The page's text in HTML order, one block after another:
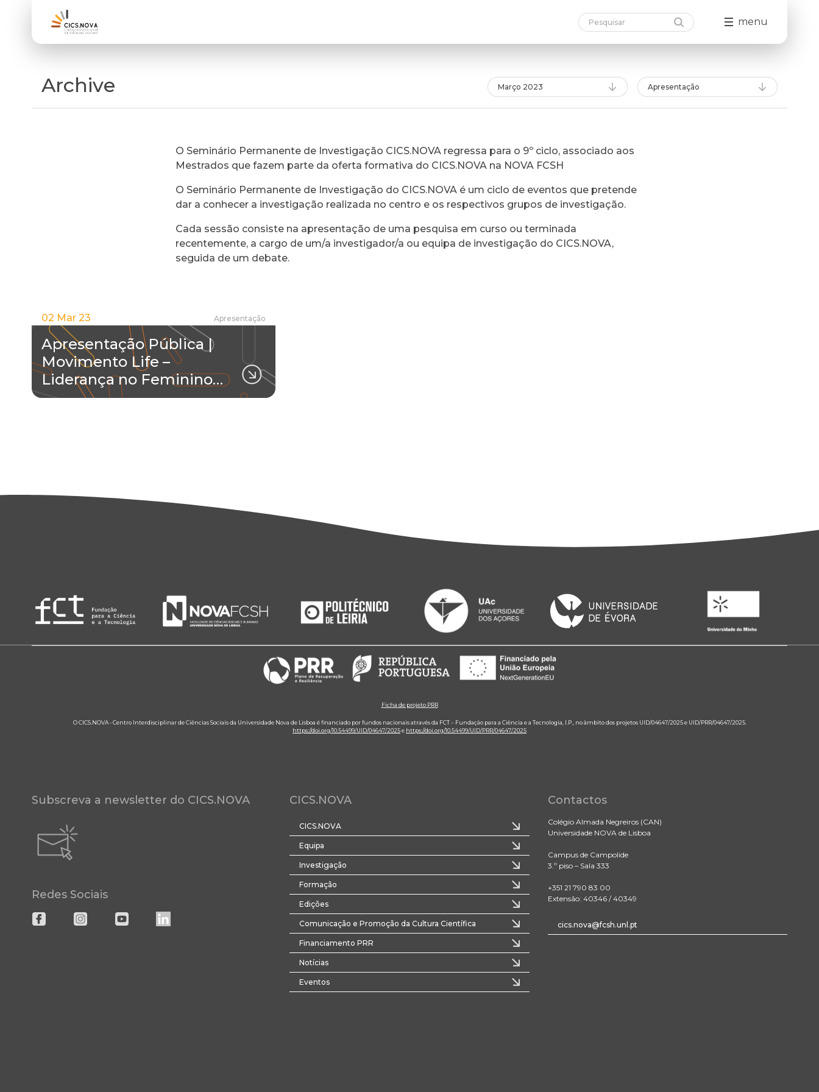
menu
Archive Março 2023 Apresentação
O Seminário Permanente de Investigação CICS.NOVA regressa para o 9º ciclo, associado aos
Mestrados que fazem parte da oferta formativa do CICS.NOVA na NOVA FCSH
O Seminário Permanente de Investigação do CICS.NOVA é um ciclo de eventos que pretende
dar a conhecer a investigação realizada no centro e os respectivos grupos de investigação.
Cada sessão consiste na apresentação de uma pesquisa em curso ou terminada
recentemente, a cargo de um/a investigador/a ou equipa de investigação do CICS.NOVA,
seguida de um debate.
02 Mar 23 Apresentação
Apresentação Pública |
Movimento Life –
Liderança no Feminino…
Ficha de projeto PRR
O CICS.NOVA - Centro Interdisciplinar de Ciências Sociais da Universidade Nova de Lisboa é financiado por fundos nacionais através da FCT – Fundação para a Ciência e a Tecnologia, I.P., no âmbito dos projetos UID/04647/2025 e UID/PRR/04647/2025.
https://doi.org/10.54499/UID/04647/2025e https://doi.org/10.54499/UID/PRR/04647/2025
Subscreva a newsletter do CICS.NOVA
Redes Sociais
CICS.NOVA
CICS.NOVA
Equipa
Investigação
Formação
Edições
Comunicação e Promoção da Cultura Científica
Financiamento PRR
Notícias
Eventos
Contactos
Colégio Almada Negreiros (CAN)
Universidade NOVA de Lisboa
Campus de Campolide
3.º piso – Sala 333
+351 21 790 83 00
Extensão: 40346 / 40349
cics.nova@fcsh.unl.pt